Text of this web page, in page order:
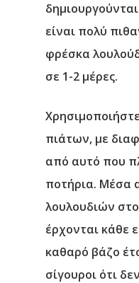
είναι πολύ
φρέσκα
σε 1-2 μέρες.
πιάτων, με
από αυτό που
ποτήρια. Μέσα
λουλουδιών
έρχονται κάθε
καθαρό βάζο
σίγουροι ότι